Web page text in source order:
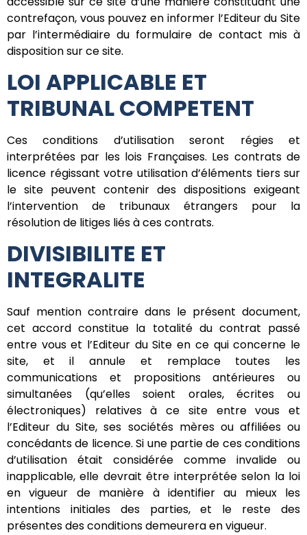
contrefaçon, vous pouvez en informer l’Editeur du Site
par l’intermédiaire du formulaire de contact mis à
disposition sur ce site.
LOI APPLICABLE ET
TRIBUNAL COMPETENT
Ces conditions d’utilisation seront régies et
interprétées par les lois Françaises. Les contrats de
licence régissant votre utilisation d’éléments tiers sur
le site peuvent contenir des dispositions exigeant
l’intervention de tribunaux étrangers pour la
résolution de litiges liés à ces contrats.
DIVISIBILITE ET
INTEGRALITE
Sauf mention contraire dans le présent document,
cet accord constitue la totalité du contrat passé
entre vous et l’Editeur du Site en ce qui concerne le
site, et il annule et remplace toutes les
communications et propositions antérieures ou
simultanées (qu’elles soient orales, écrites ou
électroniques) relatives à ce site entre vous et
l’Editeur du Site, ses sociétés mères ou affiliées ou
concédants de licence. Si une partie de ces conditions
d’utilisation était considérée comme invalide ou
inapplicable, elle devrait être interprétée selon la loi
en vigueur de manière à identifier au mieux les
intentions initiales des parties, et le reste des
présentes des conditions demeurera en vigueur.